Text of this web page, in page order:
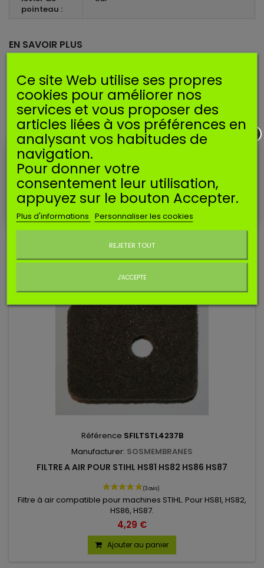
pointeau :
EN SAVOIR PLUS
Convient pour carburateur de typeC1Q : S292, S294, 100312,
100313
Ces carburateurs Zamasont utilisés sur les machines
suivantes* :
STIHL: HS82, HS87
*Données indicatives et non exhaustives.
Référence SFILTSTL4237B
Manufacturer: SOSMEMBRANES
FILTRE A AIR POUR STIHL HS81 HS82 HS86 HS87
Filtre à air compatible pour machines STIHL. Pour HS81, HS82,
HS86, HS87.
4,29 €
Ajouter au panier
Ce site Web utilise ses propres
cookies pour améliorer nos
services et vous proposer des
articles liées à vos préférences en
analysant vos habitudes de
navigation.
Pour donner votre
consentement leur utilisation,
appuyez sur le bouton Accepter.
Plus d'informations Personnaliser les cookies
REJETER TOUT
J'ACCEPTE